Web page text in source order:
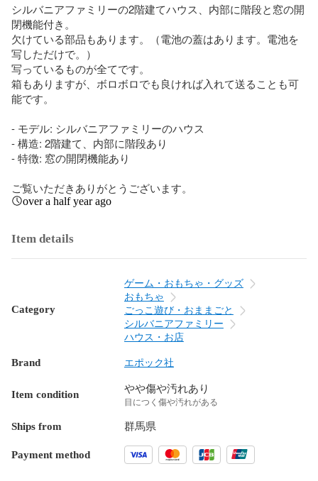
シルバニアファミリーの2階建てハウス、内部に階段と窓の開
閉機能付き。
欠けている部品もあります。（電池の蓋はあります。電池を
写しただけで。）
写っているものが全てです。
箱もありますが、ボロボロでも良ければ入れて送ることも可
能です。
- モデル: シルバニアファミリーのハウス
- 構造: 2階建て、内部に階段あり
- 特徴: 窓の開閉機能あり
ご覧いただきありがとうございます。
over a half year ago
Item details
Category
ゲーム・おもちゃ・グッズ
おもちゃ
ごっこ遊び・おままごと
シルバニアファミリー
ハウス・お店
Brand エポック社
Item condition やや傷や汚れあり
目につく傷や汚れがある
Ships from 群馬県
Payment method